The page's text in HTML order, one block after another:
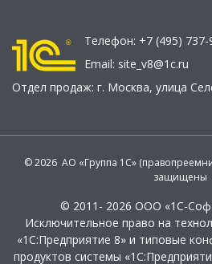
Телефон: +7 (495)
Email: site_v8@1c.ru
Отдел продаж: г. Москва, улица
© 2026 АО «Группа 1С»
защищены
© 2011- 2026 ООО «1С-
Исключительное право на
«1С:Предприятие 8» и типовые
продуктов системы